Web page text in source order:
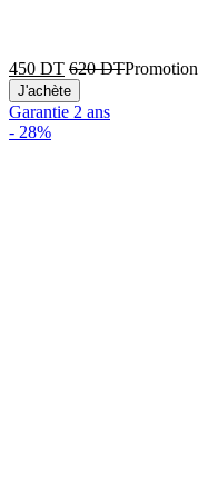
450 DT 620DTPromotion
J'achète
Garantie 2 ans
- 28%